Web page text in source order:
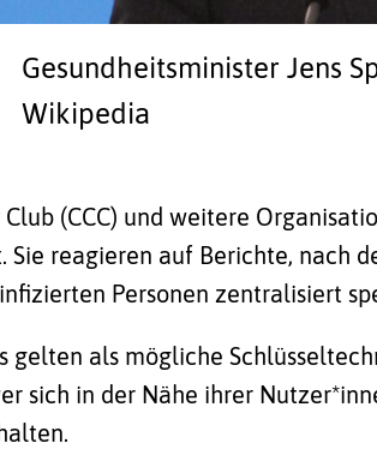
Gesundheitsminister Jens
Wikipedia
(CCC) und weitere
Sie reagieren auf Berichte, nach
Personen zentralisiert
gelten als mögliche
sich in der Nähe ihrer